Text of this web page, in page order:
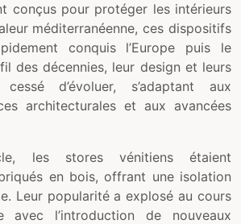
conçus pour protéger les intérieurs
méditerranéenne, ces dispositifs
conquis l’Europe puis le
des décennies, leur design et leurs
d’évoluer, s’adaptant aux
architecturales et aux avancées
les stores vénitiens étaient
en bois, offrant une isolation
Leur popularité a explosé au cours
avec l’introduction de nouveaux